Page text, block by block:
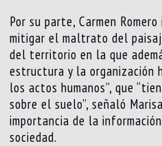
Por su parte, Carmen
mitigar el maltrato del
del territorio en la que
estructura y la organización
los actos humanos”, que
sobre el suelo”, señaló
importancia de la
sociedad.